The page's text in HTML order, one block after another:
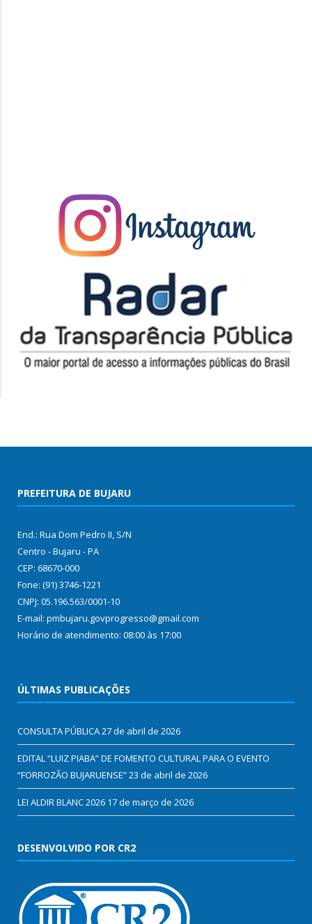
PREFEITURA DE BUJARU
End.: Rua Dom Pedro II, S/N
Centro - Bujaru - PA
CEP: 68670-000
Fone: (91) 3746-1221
CNPJ: 05.196.563/0001-10
E-mail: pmbujaru.govprogresso@gmail.com
Horário de atendimento: 08:00 às 17:00
ÚLTIMAS PUBLICAÇÕES
CONSULTA PÚBLICA27 de abril de 2026
EDITAL “LUIZ PIABA” DE FOMENTO CULTURAL PARA O EVENTO
“FORROZÃO BUJARUENSE”23 de abril de 2026
LEI ALDIR BLANC 2026 17 de março de 2026
DESENVOLVIDO POR CR2